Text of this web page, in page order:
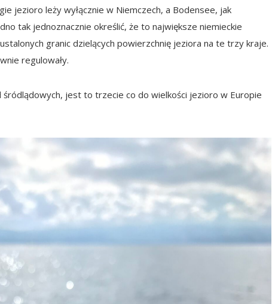
jezioro leży wyłącznie w Niemczech, a Bodensee, jak
tak jednoznacznie określić, że to największe niemieckie
granic dzielących powierzchnię jeziora na te trzy kraje.
regulowały.
jest to trzecie co do wielkości jezioro w Europie